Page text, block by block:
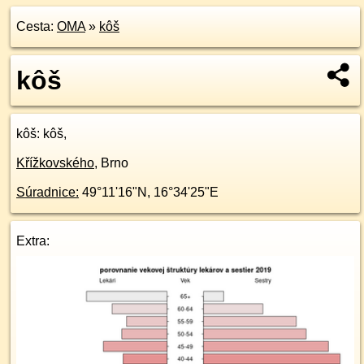
Cesta: OMA» kôš
kôš
kôš: kôš,
Křížkovského, Brno
Súradnice: 49°11'16"N , 16°34'25"E
Extra: